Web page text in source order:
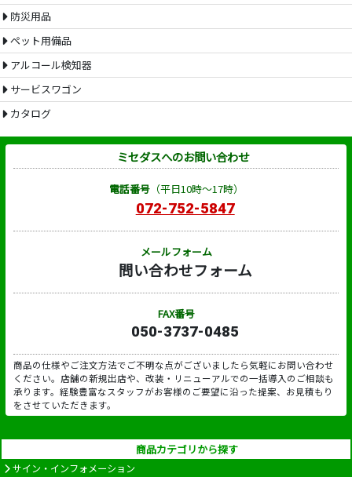
防災用品
ペット用備品
アルコール検知器
サービスワゴン
カタログ
ミセダスへのお問い合わせ
電話番号（平日10時～17時）
072-752-5847
メールフォーム
問い合わせフォーム
FAX番号
050-3737-0485
商品の仕様やご注文方法でご不明な点がございましたら気軽にお問い合わせ
ください。店舗の新規出店や、改装・リニューアルでの一括導入のご相談も
承ります。経験豊富なスタッフがお客様のご要望に沿った提案、お見積もり
をさせていただきます。
商品カテゴリから探す
サイン・インフォメーション